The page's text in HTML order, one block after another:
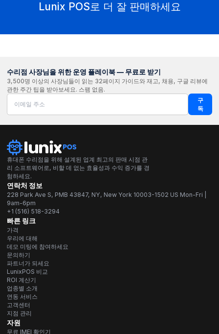
Lunix POS로 더 잘 판매하세요
수리점 사장님을 위한 운영 플레이북 — 무료로 받기
3,500명 이상의 사장님들이 읽는 32페이지 가이드와 재고, 채용, 구글 리뷰에
관한 주간 팁을 받아보세요. 스팸 없음.
구
독
휴대폰 수리점을 위해 설계된 업계 최고의 판매 시점 관
리 소프트웨어로, 비할 데 없는 효율성과 수익 증가를 경
험하세요.
연락처 정보
228 Park Ave S, PMB 43847, NY, New York 10003-1502 US Mon-Fri |
9am-6pm
+1 (516) 518-3294
빠른 링크
가격
우리에 대해
데모 미팅에 참여하세요
문의하기
파트너가 되세요
LunixPOS 비교
ROI 계산기
업종별 소개
연동 서비스
고객센터
지점 관리
자원
무료 IMEI 확인기